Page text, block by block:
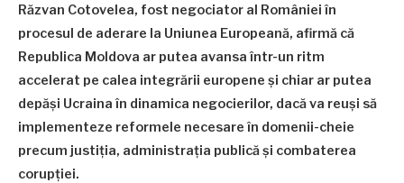
Răzvan Cotovelea, fost negociator al României în
procesul de aderare la Uniunea Europeană, afirmă că
Republica Moldova ar putea avansa într-un ritm
accelerat pe calea integrării europene și chiar ar putea
depăși Ucraina în dinamica negocierilor, dacă va reuși să
implementeze reformele necesare în domenii-cheie
precum justiția, administrația publică și combaterea
corupției.